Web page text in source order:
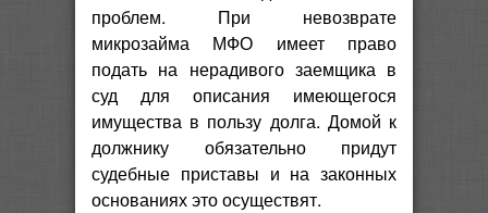
проблем. При невозврате
микрозайма МФО имеет право
подать на нерадивого заемщика в
суд для описания имеющегося
имущества в пользу долга. Домой к
должнику обязательно придут
судебные приставы и на законных
основаниях это осуществят.